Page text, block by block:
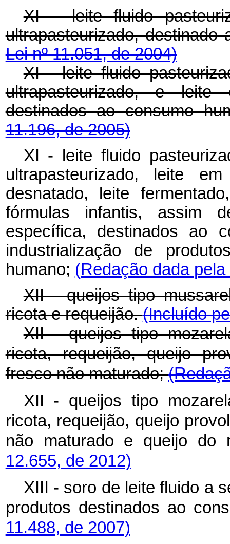
XI – leite fluido
ultrapasteurizado,
Lei nº 11.051, de 2004)
XI - leite fluido
ultrapasteurizado, e
destinados ao consumo
11.196, de 2005)
XI - leite fluido
ultrapasteurizado, leite
desnatado, leite
fórmulas infantis, assim
específica, destinados ao
industrialização de
humano; (Redação dada
XII - queijos tipo
ricota e requeijão.(Incluído
XII - queijos tipo
ricota, requeijão, queijo
fresco não maturado;
XII - queijos tipo
ricota, requeijão, queijo
não maturado e queijo do
12.655, de 2012)
XIII - soro de leite fluido a
produtos destinados ao
11.488, de 2007)